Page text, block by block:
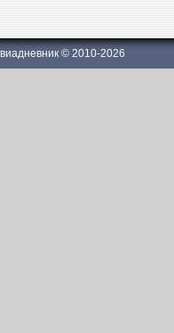
© 2010-2026